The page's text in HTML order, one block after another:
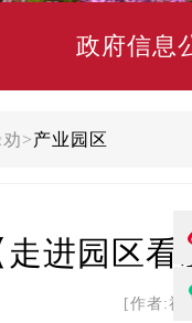
政府信息
>产业园区
走进园区
[作者: